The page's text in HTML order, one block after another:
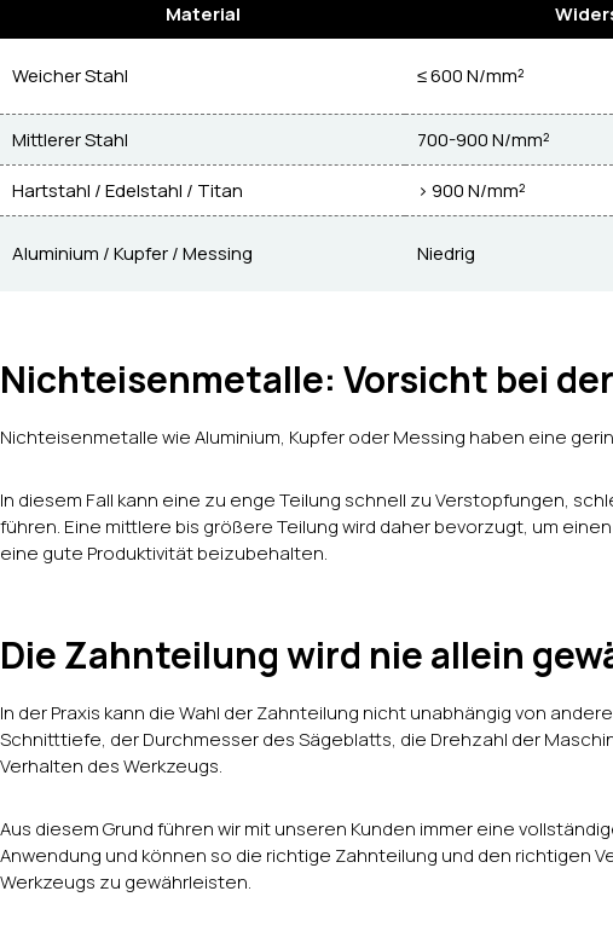
Material
Weicher Stahl ≤ 600 N/mm²
Mittlerer Stahl
700-900 N/mm²
Hartstahl / Edelstahl / Titan
> 900 N/mm²
Aluminium / Kupfer / Messing Niedrig
Nichteisenmetalle: Vorsicht bei
Nichteisenmetalle wie Aluminium, Kupfer oder Messing haben eine
In diesem Fall kann eine zu enge Teilung schnell zu Verstopfungen,
führen. Eine mittlere bis größere Teilung wird daher bevorzugt, um
eine gute Produktivität beizubehalten.
Die Zahnteilung wird nie allein
In der Praxis kann die Wahl der Zahnteilung nicht unabhängig von
Schnitttiefe, der Durchmesser des Sägeblatts, die Drehzahl der
Verhalten des Werkzeugs.
Aus diesem Grund führen wir mit unseren Kunden immer eine
Anwendung und können so die richtige Zahnteilung und den richtigen
Werkzeugs zu gewährleisten.